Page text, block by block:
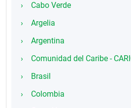
Cabo Verde
Argelia
Argentina
Comunidad del Caribe -
Brasil
Colombia